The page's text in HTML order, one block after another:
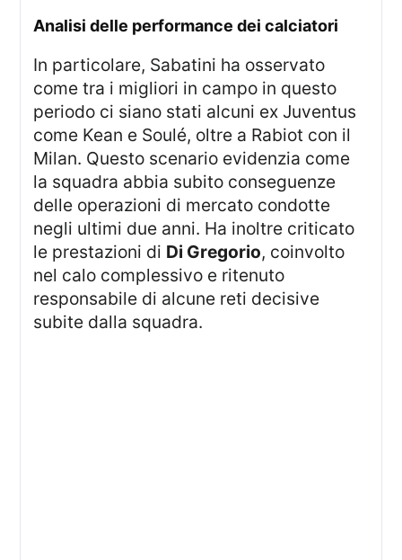
analisi delle performance dei calciatori
In particolare, Sabatini ha osservato
come tra i migliori in campo in questo
periodo ci siano stati alcuni ex Juventus
come Kean e Soulé, oltre a Rabiot con il
Milan. Questo scenario evidenzia come
la squadra abbia subito conseguenze
delle operazioni di mercato condotte
negli ultimi due anni. Ha inoltre criticato
le prestazioni di Di Gregorio, coinvolto
nel calo complessivo e ritenuto
responsabile di alcune reti decisive
subite dalla squadra.